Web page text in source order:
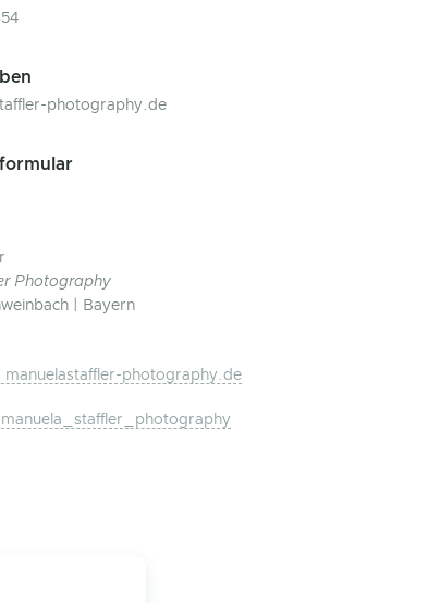
photography.de
Photography
| Bayern
manuelastaffler-photography.de
manuela_staffler_photography